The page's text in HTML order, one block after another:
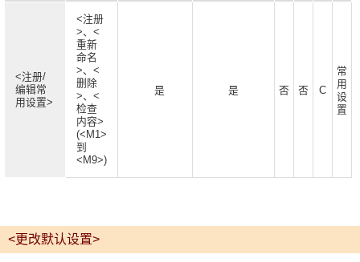
<注册/
编辑常
用设置>
<注册
>、<
重新
命名
>、<
删除
>、<
检查
内容>
(<M1>
到
<M9>)
是 是 否 否 C
常
用
设
置
<更改默认设置>